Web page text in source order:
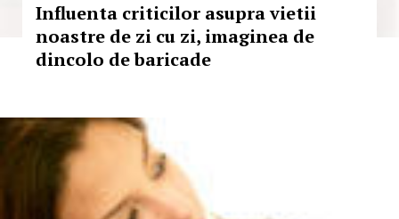
Influenta criticilor asupra vietii
noastre de zi cu zi, imaginea de
dincolo de baricade